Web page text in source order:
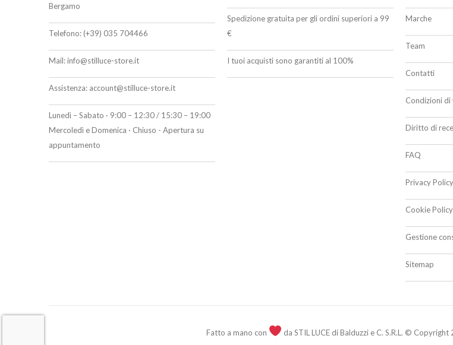
Bergamo
Telefono: (+39) 035 704466
Mail:info@stilluce-store.it
Assistenza: account@stilluce-store.it
Lunedì – Sabato · 9:00 – 12:30 / 15:30 – 19:00
Mercoledì e Domenica · Chiuso - Apertura su
appuntamento
Spedizione gratuita per gli ordini superiori a 99
€
I tuoi acquisti sono garantiti al 100%
Marche
Team
Contatti
Condizioni di
Diritto di
FAQ
Privacy Policy
Cookie Policy
Gestione
Sitemap
Fatto a mano con da STIL LUCE di Balduzzi e C. S.R.L. ©